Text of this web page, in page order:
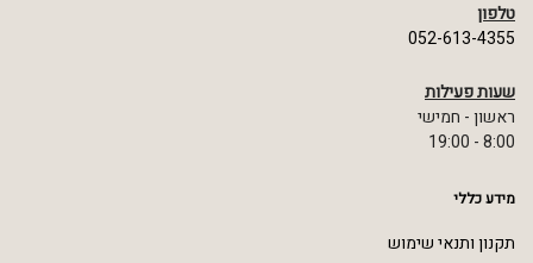
טלפון
052-613-4355
שעות פעילות
ראשון - חמישי
8:00 - 19:00
מידע כללי
תקנון ותנאי שימוש